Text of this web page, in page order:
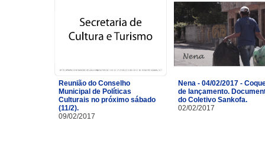
Reunião do Conselho
Municipal de Políticas
Culturais no próximo sábado
(11/2).
09/02/2017
Nena - 04/02/2017 -
de lançamento.
do Coletivo Sankofa.
02/02/2017